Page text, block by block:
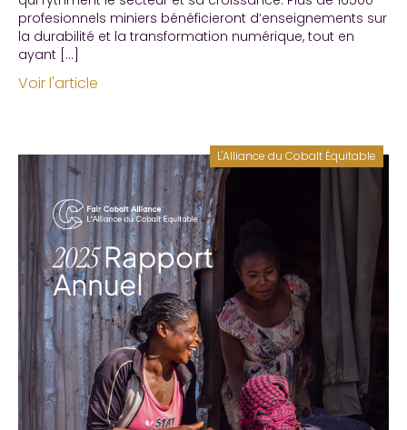
profesionnels miniers bénéficieront d’enseignements sur
la durabilité et la transformation numérique, tout en
ayant […]
Voir l'article
L'Alliance du Cobalt Équitable